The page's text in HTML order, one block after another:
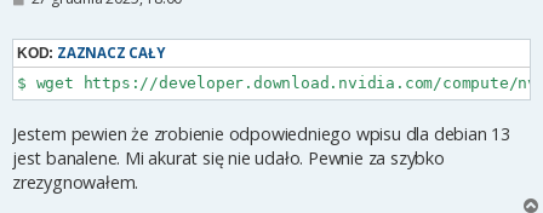
t
KOD: ZAZNACZ CAŁY
$ wget https://developer.download.nvidia.com/
Jestem pewien że zrobienie odpowiedniego wpisu dla debian 13
jest banalene. Mi akurat się nie udało. Pewnie za szybko
zrezygnowałem.